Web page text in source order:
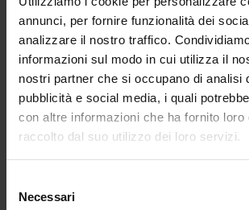
annunci, per fornire funzionalità dei
analizzare il nostro traffico.
informazioni sul modo in cui utilizza il
nostri partner che si occupano di analisi
pubblicità e social media, i quali
con altre informazioni che ha fornito loro
raccolto dal suo utilizzo dei loro servizi.
delNecessari
Visione, equilibrio e senso
perché
collega valori, azioni e obiettivi per far
gruppo e vincere insieme.